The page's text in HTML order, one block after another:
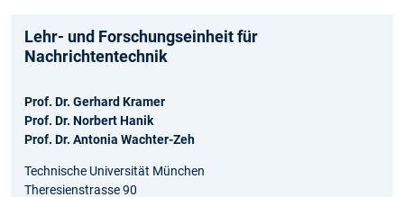
Lehr- und Forschungseinheit für
Nachrichtentechnik
Prof. Dr. Gerhard Kramer
Prof. Dr. Norbert Hanik
Prof. Dr. Antonia Wachter-Zeh
Technische Universität München
Theresienstrasse 90